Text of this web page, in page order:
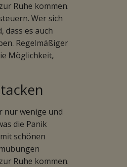
Ruhe kommen.
Wer sich
dass es auch
Regelmäßiger
Möglichkeit,
nur wenige und
die Panik
schönen
Ruhe kommen.